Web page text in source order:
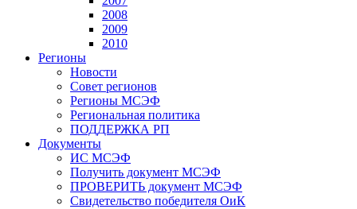
2008
2009
2010
Регионы
Новости
Совет регионов
Регионы МСЭФ
Региональная политика
ПОДДЕРЖКА РП
Документы
ИС МСЭФ
Получить документ МСЭФ
ПРОВЕРИТЬ документ МСЭФ
Свидетельство победителя ОиК